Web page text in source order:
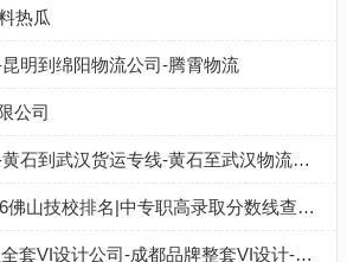
热瓜
明到绵阳物流公司-腾霄物流
公司
黄石到武汉物流专线-黄石到武汉货运专线-黄石至武汉物流公司-就发物流网
佛山职校招生网_2026佛山技校排名|中专职高录取分数线查询|择校指南
成都VI设计公司-企业全套VI设计公司-成都品牌整套VI设计-睿景文化